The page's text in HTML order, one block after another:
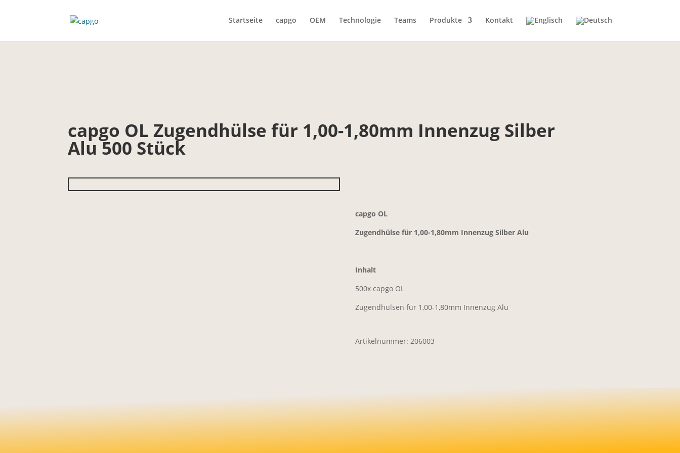
Startseite capgo OEM Technologie Teams Produkte Kontakt
capgo OL Zugendhülse für 1,00-1,80mm Innenzug Silber
Alu 500 Stück
capgo OL
Zugendhülse für 1,00-1,80mm Innenzug Silber Alu
Inhalt
500x capgo OL
Zugendhülsen für 1,00-1,80mm Innenzug Alu
Artikelnummer: 206003